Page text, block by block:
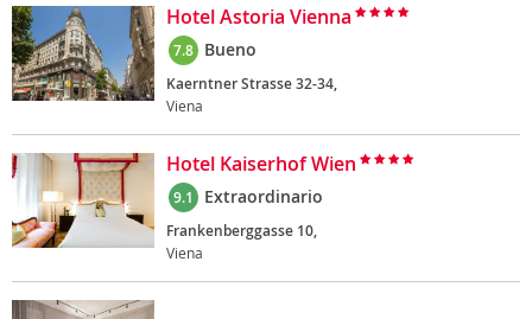
Hotel Astoria Vienna
7.8 Bueno
Kaerntner Strasse 32-34,
Viena
Hotel Kaiserhof Wien
9.1 Extraordinario
Frankenberggasse 10,
Viena